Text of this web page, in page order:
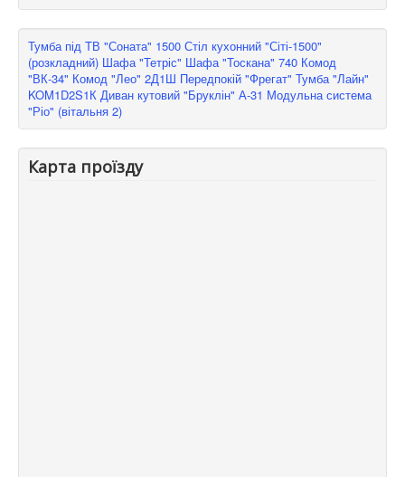
Тумба під TВ "Соната" 1500 Стіл кухонний "Сіті-1500"
(розкладний) Шафа "Тетріс" Шафа "Тоскана" 740 Комод
"ВК-34" Комод "Лео" 2Д1Ш Передпокій "Фрегат" Тумба "Лайн"
KOM1D2S1К Диван кутовий "Бруклін" А-31 Модульна система
"Ріо" (вітальня 2)
Карта проїзду